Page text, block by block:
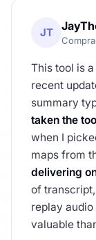
JT
This tool is
recent
summary
taken the
when I
maps from
delivering
of
replay
valuable